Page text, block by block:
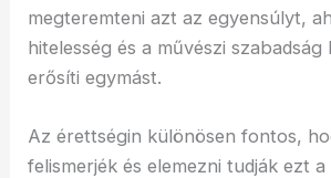
megteremteni azt az egyensúlyt,
hitelesség és a művészi szabadság
erősíti egymást.
Az érettségin különösen fontos,
felismerjék és elemezni tudják ezt